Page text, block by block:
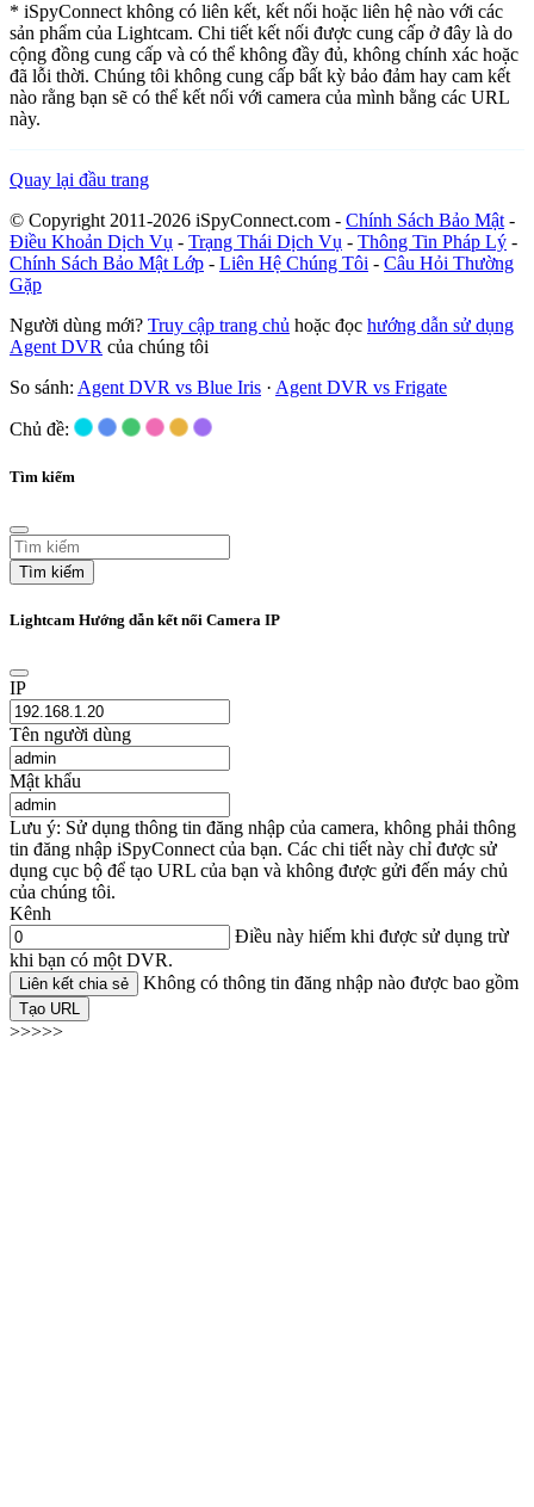
* iSpyConnect không có liên kết, kết nối hoặc liên hệ nào với các
sản phẩm của Lightcam. Chi tiết kết nối được cung cấp ở đây là do
cộng đồng cung cấp và có thể không đầy đủ, không chính xác hoặc
đã lỗi thời. Chúng tôi không cung cấp bất kỳ bảo đảm hay cam kết
nào rằng bạn sẽ có thể kết nối với camera của mình bằng các URL
này.
Quay lại đầu trang
© Copyright 2011-2026 iSpyConnect.com - Chính Sách Bảo Mật -
Điều Khoản Dịch Vụ - Trạng Thái Dịch Vụ - Thông Tin Pháp Lý -
Chính Sách Bảo Mật Lớp - Liên Hệ Chúng Tôi - Câu Hỏi Thường
Gặp
Người dùng mới? Truy cập trang chủ hoặc đọc hướng dẫn sử dụng
Agent DVR của chúng tôi
So sánh: Agent DVR vs Blue Iris · Agent DVR vs Frigate
Chủ đề:
Tìm kiếm
Tìm kiếm
Lightcam Hướng dẫn kết nối Camera IP
IP
Tên người dùng
Mật khẩu
Lưu ý: Sử dụng thông tin đăng nhập của camera, không phải thông
tin đăng nhập iSpyConnect của bạn. Các chi tiết này chỉ được sử
dụng cục bộ để tạo URL của bạn và không được gửi đến máy chủ
của chúng tôi.
Kênh
Điều này hiếm khi được sử dụng trừ
khi bạn có một DVR.
Liên kết chia sẻ Không có thông tin đăng nhập nào được bao gồm
Tạo URL
>>>>>